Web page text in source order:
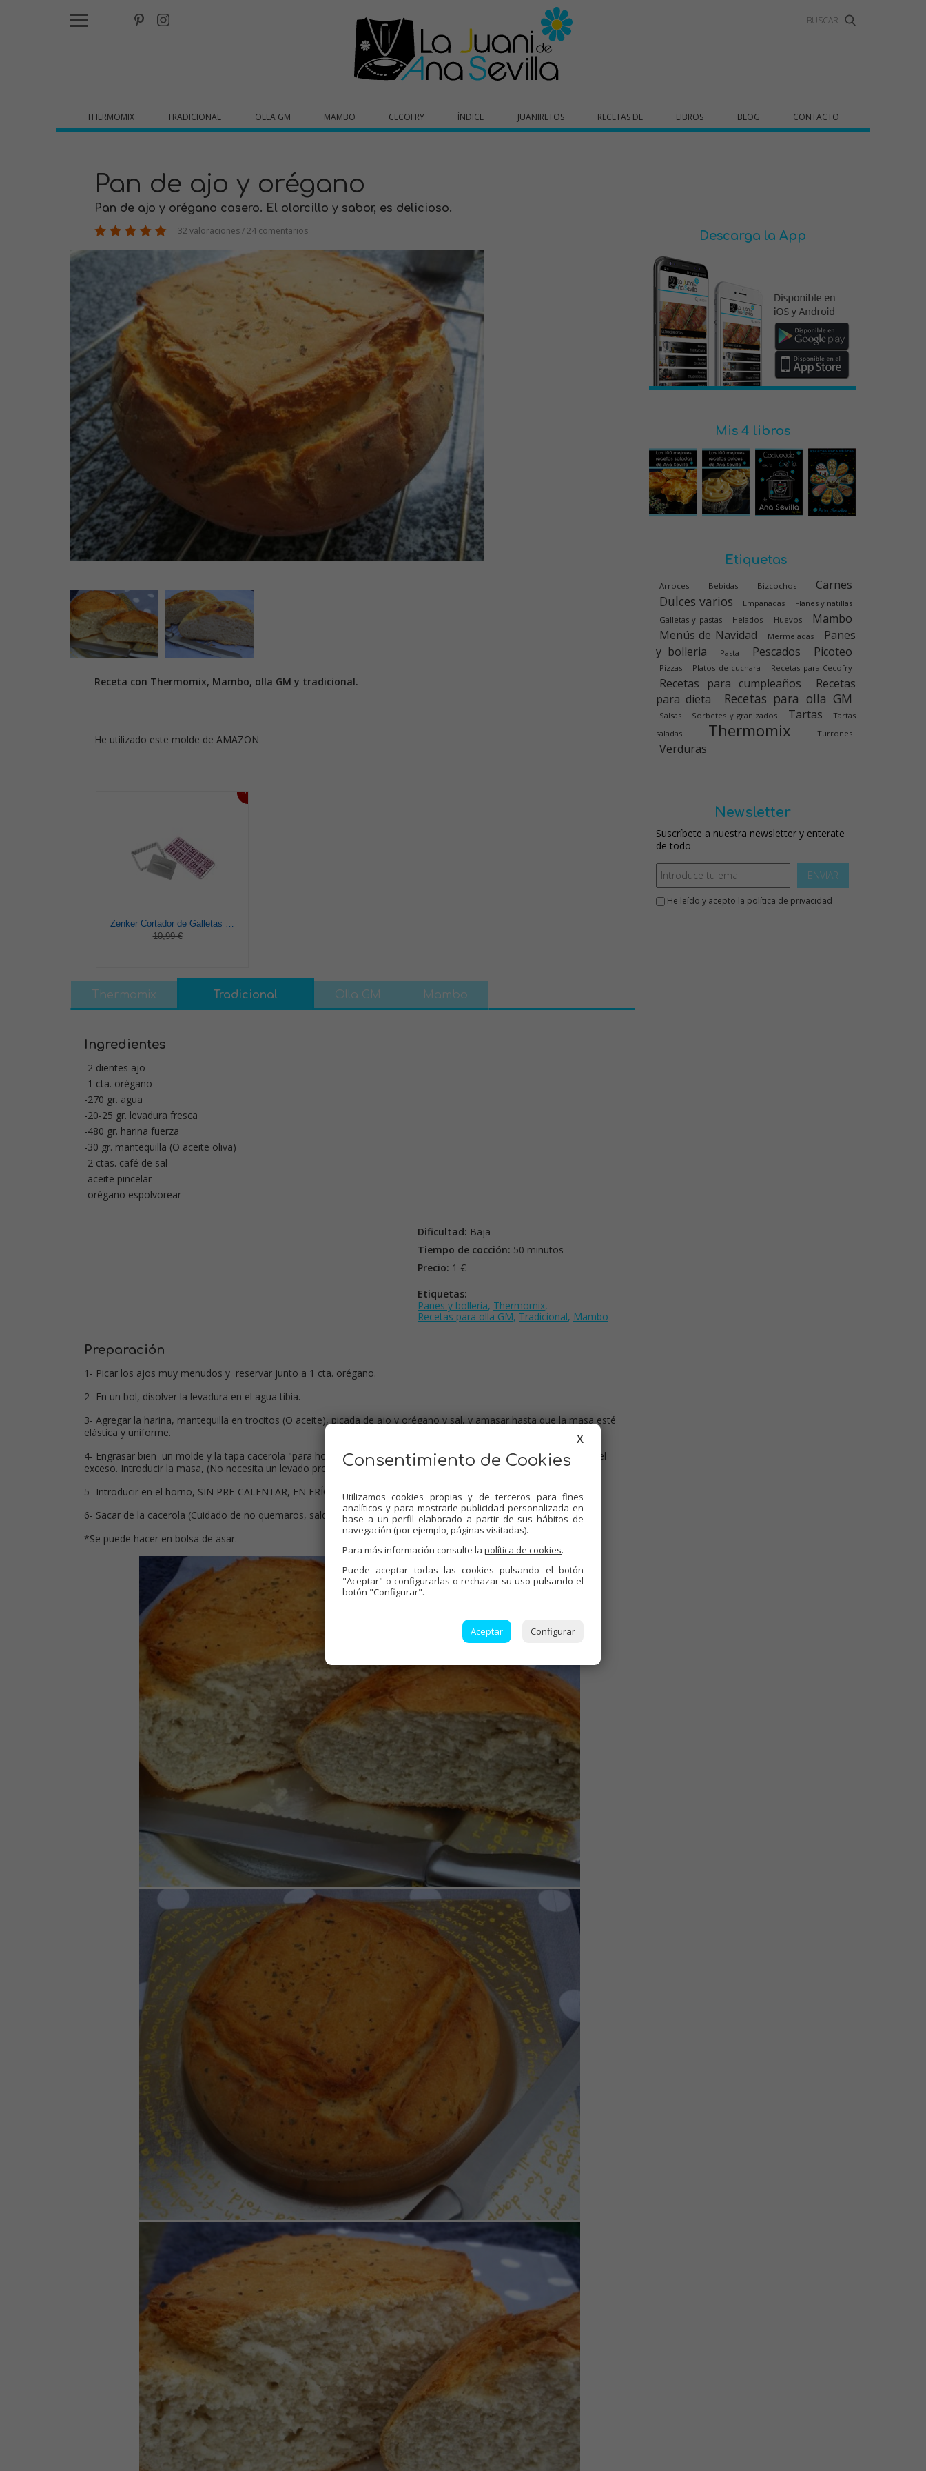
THERMOMIX TRADICIONAL OLLA GM MAMBO CECOFRY ÍNDICE JUANIRETOS RECETAS DE LIBROS BLOG CONTACTO
Pan de ajo y orégano
Pan de ajo y orégano casero. El olorcillo y sabor, es delicioso.
32 valoraciones / 24 comentarios
Receta con Thermomix, Mambo, olla GM y tradicional.
He utilizado este molde de AMAZON
9%
10,99 €
Thermomix Tradicional Olla GM Mambo
Ingredientes
-2 dientes ajo
-1 cta. orégano
-270 gr. agua
-20-25 gr. levadura fresca
-480 gr. harina fuerza
-30 gr. mantequilla (O aceite oliva)
-2 ctas. café de sal
-aceite pincelar
-orégano espolvorear
Dificultad: Baja
Tiempo de cocción: 50 minutos
Precio: 1 €
Etiquetas:
Panes y bolleria, Thermomix,
Recetas para olla GM, Tradicional, Mambo
Preparación
1- Picar los ajos muy menudos y reservar junto a 1 cta. orégano.
2- En un bol, disolver la levadura en el agua tibia.
3- Agregar la harina, mantequilla en trocitos (O aceite), picada de ajo y orégano y sal, y amasar hasta que la masa esté
elástica y uniforme.
4- Engrasar bien un molde y la tapa cacerola "para horno", de 2,5 litros de capacidad, espolvorear harina y sacudir el
exceso. Introducir la masa, (No necesita un levado previo), hacer unos cortes y espolvorear con orégano.
5- Introducir en el horno, SIN PRE-CALENTAR, EN FRÍO, y hornear unos 50 minutos a 220º.
6- Sacar de la cacerola (Cuidado de no quemaros, saldrá vapor), y enfriar en rejilla.
*Se puede hacer en bolsa de asar.
Descarga la App
Mis 4 libros
Etiquetas
Arroces Bebidas Bizcochos Carnes
Dulces varios Empanadas
Flanes y natillas
Galletas y pastas
Helados Huevos
Mambo
Menús de Navidad
Mermeladas
Panes
y bolleria
Pasta Pescados Picoteo
Pizzas Platos de cuchara Recetas para Cecofry
Recetas para cumpleaños
Recetas
para dieta
Recetas para olla GM
Salsas Sorbetes y granizados Tartas
Tartas
saladas
Thermomix Turrones
Verduras
Newsletter
Suscríbete a nuestra newsletter y enterate
de todo
ENVIAR
He leído y acepto la política de privacidad
X
Consentimiento de Cookies
Utilizamos cookies propias y de terceros para fines
analíticos y para mostrarle publicidad personalizada en
base a un perfil elaborado a partir de sus hábitos de
navegación (por ejemplo, páginas visitadas).
Para más información consulte la política de cookies.
Puede aceptar todas las cookies pulsando el botón
"Aceptar" o configurarlas o rechazar su uso pulsando el
botón "Configurar".
Aceptar Configurar